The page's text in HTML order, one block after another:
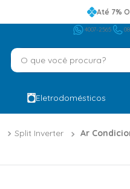
Até 7%
4007-2565
O que você procura?
Eletrodomésticos
Split Inverter Ar